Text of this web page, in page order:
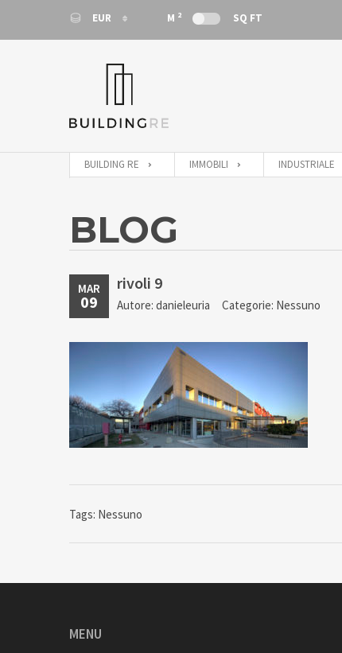
EUR
EUR
EUR
M 2 SQ FT
BUILDING RE IMMOBILI INDUSTRIALE
BLOG
MAR
09
rivoli 9
Autore: danieleuria Categorie: Nessuno
Tags: Nessuno
MENU